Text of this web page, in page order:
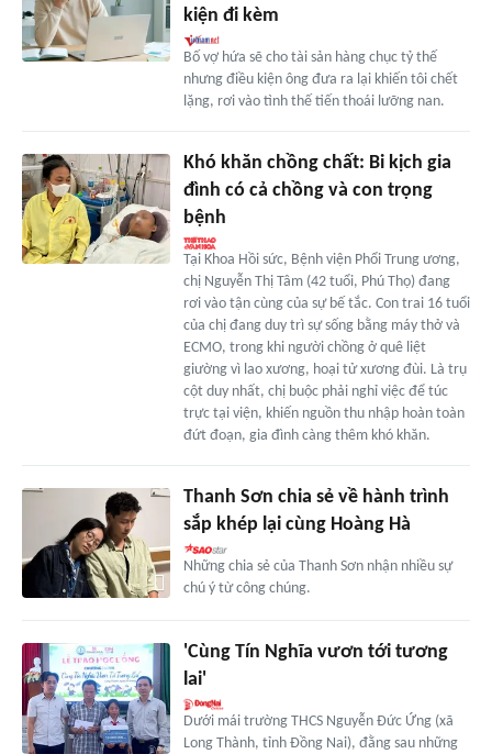
kiện đi kèm
Bố vợ hứa sẽ cho tài sản hàng chục tỷ thế
nhưng điều kiện ông đưa ra lại khiến tôi chết
lặng, rơi vào tình thế tiến thoái lưỡng nan.
Khó khăn chồng chất: Bi kịch gia
đình có cả chồng và con trọng
bệnh
Tại Khoa Hồi sức, Bệnh viện Phổi Trung ương,
chị Nguyễn Thị Tâm (42 tuổi, Phú Thọ) đang
rơi vào tận cùng của sự bế tắc. Con trai 16 tuổi
của chị đang duy trì sự sống bằng máy thở và
ECMO, trong khi người chồng ở quê liệt
giường vì lao xương, hoại tử xương đùi. Là trụ
cột duy nhất, chị buộc phải nghỉ việc để túc
trực tại viện, khiến nguồn thu nhập hoàn toàn
đứt đoạn, gia đình càng thêm khó khăn.
Thanh Sơn chia sẻ về hành trình
sắp khép lại cùng Hoàng Hà
Những chia sẻ của Thanh Sơn nhận nhiều sự
chú ý từ công chúng.
'Cùng Tín Nghĩa vươn tới tương
lai'
Dưới mái trường THCS Nguyễn Đức Ứng (xã
Long Thành, tỉnh Đồng Nai), đằng sau những